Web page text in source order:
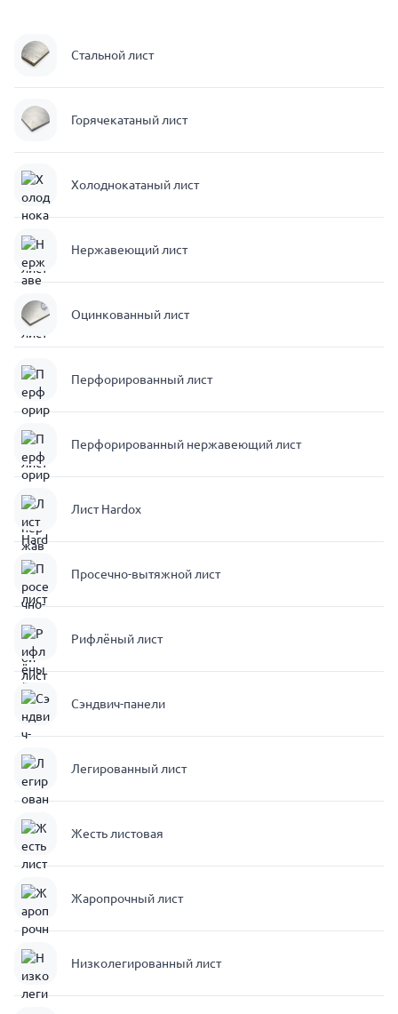
Стальной лист
Горячекатаный лист
Холоднокатаный лист
Нержавеющий лист
Оцинкованный лист
Перфорированный лист
Перфорированный нержавеющий лист
Лист Hardox
Просечно-вытяжной лист
Рифлёный лист
Сэндвич-панели
Легированный лист
Жесть листовая
Жаропрочный лист
Низколегированный лист